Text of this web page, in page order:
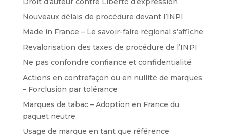
Nouveaux délais de procédure devant l’INPI
Made in France – Le savoir-faire régional s’affiche
Revalorisation des taxes de procédure de l’INPI
Ne pas confondre confiance et confidentialité
Actions en contrefaçon ou en nullité de marques
– Forclusion par tolérance
Marques de tabac – Adoption en France du
paquet neutre
Usage de marque en tant que référence